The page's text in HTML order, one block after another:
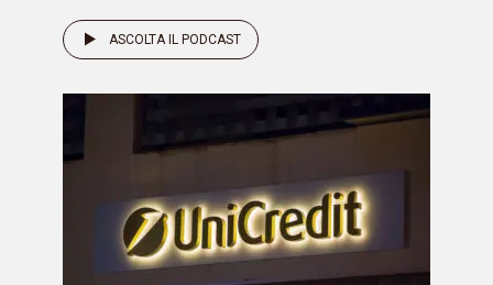
ASCOLTA IL PODCAST